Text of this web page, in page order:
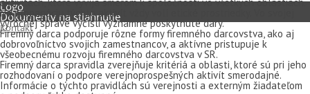
Logo
Dokumenty na stiahnutie
Kontakt
Na propagáciu týchto aktivít vždy volí etické prostriedky. Vo svojej
výročnej správe vyčísli významné poskytnuté dary.
Firemný darca podporuje rôzne formy firemného darcovstva, ako aj
dobrovoľníctvo svojich zamestnancov, a aktívne pristupuje k
všeobecnému rozvoju firemného darcovstva v SR.
Firemný darca spravidla zverejňuje kritériá a oblasti, ktoré sú pri jeho
rozhodovaní o podpore verejnoprospešných aktivít smerodajné.
Informácie o týchto pravidlách sú verejnosti a externým žiadateľom